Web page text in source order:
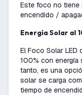
Este foco no tiene
encendido /
Energía Solar al
El Foco Solar
100% con energía
tanto, es una
solar se carga
tiempo de